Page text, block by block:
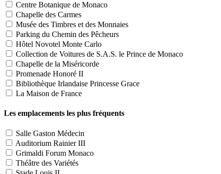
Centre Botanique de Monaco
Chapelle des Carmes
Musée des Timbres et des Monnaies
Parking du Chemin des Pêcheurs
Hôtel Novotel Monte Carlo
Collection de Voitures de S.A.S. le Prince de Monaco
Chapelle de la Miséricorde
Promenade Honoré II
Bibliothèque Irlandaise Princesse Grace
La Maison de France
Les emplacements les plus fréquents
Salle Gaston Médecin
Auditorium Rainier III
Grimaldi Forum Monaco
Théâtre des Variétés